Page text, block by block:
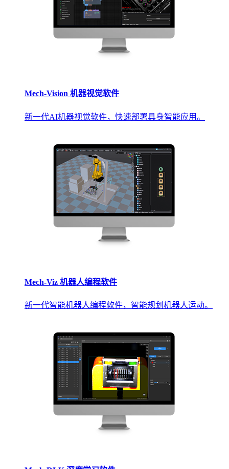
Mech-Vision 机器视觉软件
新一代AI机器视觉软件，快速部署具身智能应用。
Mech-Viz 机器人编程软件
新一代智能机器人编程软件，智能规划机器人运动。